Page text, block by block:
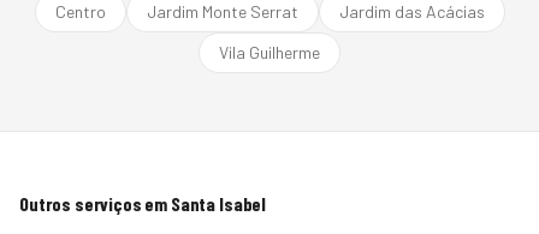
Centro Jardim Monte Serrat
Jardim das Acácias
Vila Guilherme
Outros serviços em Santa Isabel